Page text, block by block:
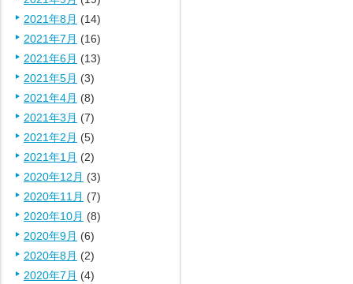
2021年8月 (14)
2021年7月 (16)
2021年6月 (13)
2021年5月 (3)
2021年4月 (8)
2021年3月 (7)
2021年2月 (5)
2021年1月 (2)
2020年12月 (3)
2020年11月 (7)
2020年10月 (8)
2020年9月 (6)
2020年8月 (2)
2020年7月 (4)